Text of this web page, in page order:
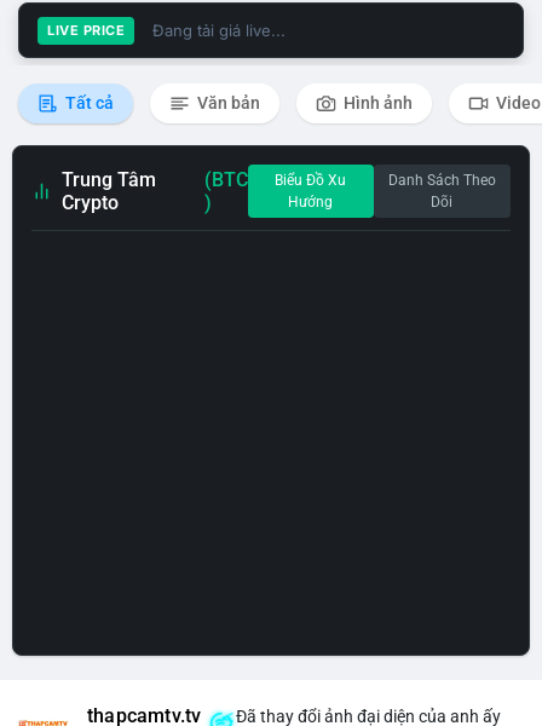
LIVE PRICE Đang tải giá live...
Tất cả Văn bản Hình ảnh Video
Trung Tâm
Crypto
(BTC
)
Biểu Đồ Xu
Hướng
Danh Sách Theo
Dõi
thapcamtv.tv Đã thay đổi ảnh đại diện của anh ấy